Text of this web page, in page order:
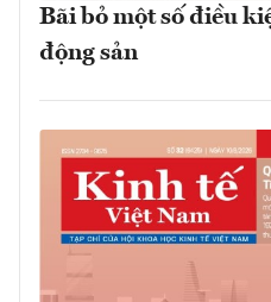
Bãi bỏ một số điều
động sản